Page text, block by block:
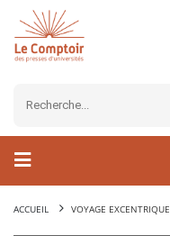
ACCUEIL VOYAGE EXCENTRIQUE